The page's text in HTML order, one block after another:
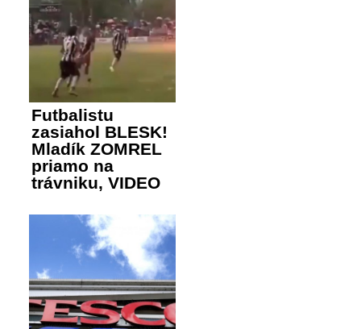
Futbalistu
zasiahol BLESK!
Mladík ZOMREL
priamo na
trávniku, VIDEO